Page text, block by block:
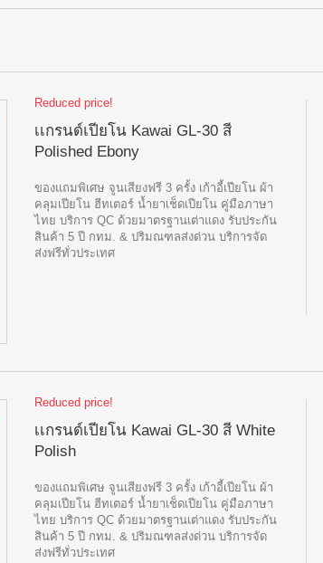
Reduced price!
เเกรนด์เปียโน Kawai GL-30 สี
Polished Ebony
ของแถมพิเศษ จูนเสียงฟรี 3 ครั้ง เก้าอี้เปียโน ผ้า
คลุมเปียโน ฮีทเตอร์ น้ำยาเช็ดเปียโน คู่มือภาษา
ไทย บริการ QC ด้วยมาตรฐานเต่าแดง รับประกัน
สินค้า 5 ปี กทม. & ปริมณฑลส่งด่วน บริการจัด
ส่งฟรีทั่วประเทศ
Reduced price!
เเกรนด์เปียโน Kawai GL-30 สี White
Polish
ของแถมพิเศษ จูนเสียงฟรี 3 ครั้ง เก้าอี้เปียโน ผ้า
คลุมเปียโน ฮีทเตอร์ น้ำยาเช็ดเปียโน คู่มือภาษา
ไทย บริการ QC ด้วยมาตรฐานเต่าแดง รับประกัน
สินค้า 5 ปี กทม. & ปริมณฑลส่งด่วน บริการจัด
ส่งฟรีทั่วประเทศ